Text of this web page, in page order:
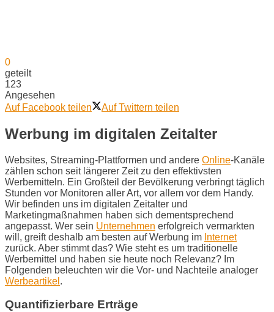
0
geteilt
123
Angesehen
Auf Facebook teilen
Auf Twittern teilen
Werbung im digitalen Zeitalter
Websites, Streaming-Plattformen und andere Online-Kanäle
zählen schon seit längerer Zeit zu den effektivsten
Werbemitteln. Ein Großteil der Bevölkerung verbringt täglich
Stunden vor Monitoren aller Art, vor allem vor dem Handy.
Wir befinden uns im digitalen Zeitalter und
Marketingmaßnahmen haben sich dementsprechend
angepasst. Wer sein Unternehmen erfolgreich vermarkten
will, greift deshalb am besten auf Werbung im Internet
zurück. Aber stimmt das? Wie steht es um traditionelle
Werbemittel und haben sie heute noch Relevanz? Im
Folgenden beleuchten wir die Vor- und Nachteile analoger
Werbeartikel .
Quantifizierbare Erträge